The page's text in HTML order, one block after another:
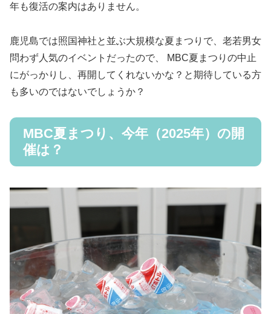
年も復活の案内はありません。
鹿児島では照国神社と並ぶ大規模な夏まつりで、老若男女
問わず人気のイベントだったので、 MBC夏まつりの中止
にがっかりし、再開してくれないかな？と期待している方
も多いのではないでしょうか？
MBC夏まつり、今年（2025年）の開
催は？